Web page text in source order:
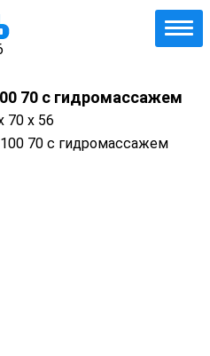
70 с гидромассажем
70 x 56